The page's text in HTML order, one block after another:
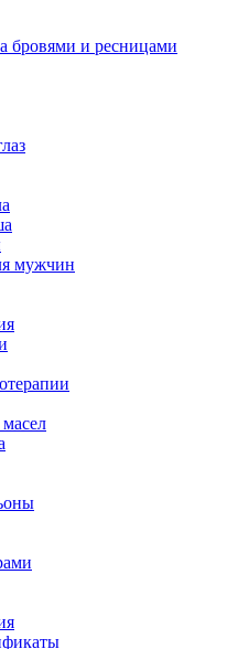
бровями и ресницами
мужчин